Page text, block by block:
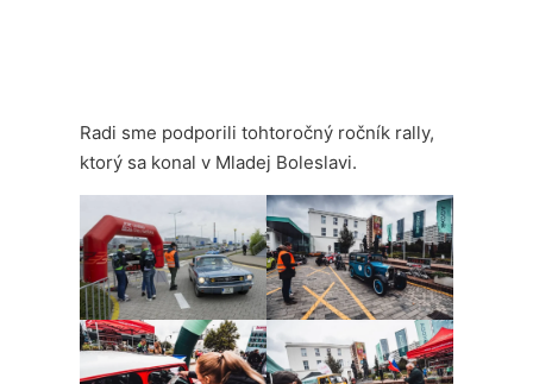
Radi sme podporili tohtoročný ročník rally,
ktorý sa konal v Mladej Boleslavi.